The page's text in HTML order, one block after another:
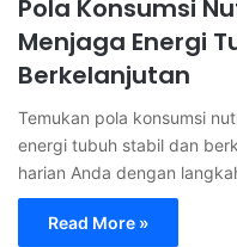
Pola Konsumsi
Menjaga Energi
Berkelanjutan
Temukan pola konsumsi
energi tubuh stabil dan
harian Anda dengan
Read More »